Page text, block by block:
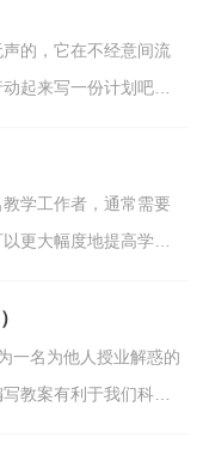
的，它在不经意间流
起来写一份计划吧。
学工作者，通常需要
更大幅度地提高学生
一名为他人授业解惑的
教案有利于我们科